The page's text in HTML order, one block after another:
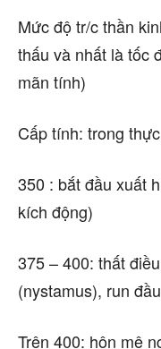
Mức độ tr/c thần
thấu và nhất là tốc
mãn tính)
Cấp tính: trong
350 : bắt đầu xuất
kích động)
375 – 400: thất
(nystamus), run
Trên 400: hôn mê